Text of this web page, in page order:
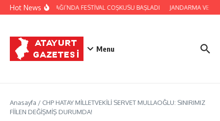
İçeriğe atla
Hot NewsYAYLADAĞI’NDA FESTİVAL COŞKUSU BAŞLADI JANDARMA VE
Menu
Anasayfa / CHP HATAY MİLLETVEKİLİ SERVET MULLAOĞLU: SINIRIMIZ
FİİLEN DEĞİŞMİŞ DURUMDA!